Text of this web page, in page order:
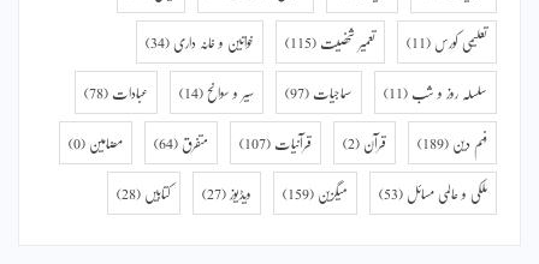
تعلیمی کورس (11) تعمیر شخصیت (115) خواتین و خانہ داری (34)
سلسلہ روز و شب (11) سماجیات (97) سیر و سوانح (14) عبادات (78)
فہم دین (189) قرآن (2) قرآنیات (107) متفرق (64) مضامین (0)
ملکی و عالمی مسائل (53) میگزین (159) ویڈیوز (27) کتابیں (28)